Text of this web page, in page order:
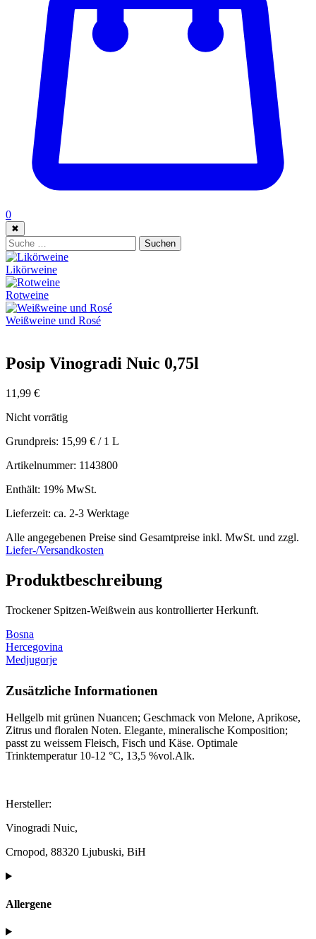
0
✖
Suche: Suchen
Likörweine
Rotweine
Weißweine und Rosé
Posip Vinogradi Nuic 0,75l
11,99 €
Nicht vorrätig
Grundpreis: 15,99 € / 1 L
Artikelnummer: 1143800
Enthält: 19% MwSt.
Lieferzeit: ca. 2-3 Werktage
Alle angegebenen Preise sind Gesamtpreise inkl. MwSt. und zzgl.
Liefer-/Versandkosten
Produktbeschreibung
Trockener Spitzen-Weißwein aus kontrollierter Herkunft.
Bosna
Hercegovina
Medjugorje
Zusätzliche Informationen
Hellgelb mit grünen Nuancen; Geschmack von Melone, Aprikose,
Zitrus und floralen Noten. Elegante, mineralische Komposition;
passt zu weissem Fleisch, Fisch und Käse. Optimale
Trinktemperatur 10-12 °C, 13,5 %vol.Alk.
Hersteller:
Vinogradi Nuic,
Crnopod, 88320 Ljubuski, BiH
Allergene